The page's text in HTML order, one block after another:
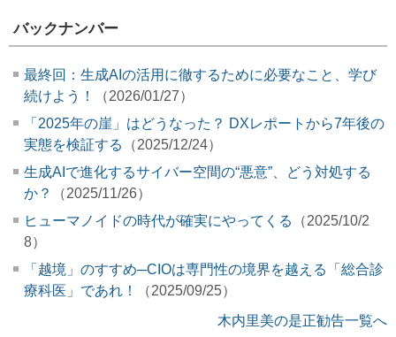
バックナンバー
最終回：生成AIの活用に徹するために必要なこと、学び
続けよう！
（2026/01/27）
「2025年の崖」はどうなった？ DXレポートから7年後の
実態を検証する
（2025/12/24）
生成AIで進化するサイバー空間の“悪意”、どう対処する
か？
（2025/11/26）
ヒューマノイドの時代が確実にやってくる
（2025/10/2
8）
「越境」のすすめ─CIOは専門性の境界を越える「総合診
療科医」であれ！
（2025/09/25）
木内里美の是正勧告一覧へ